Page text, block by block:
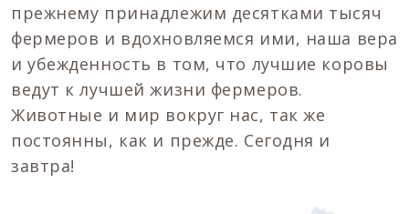
прежнему принадлежим десятками тысяч
фермеров и вдохновляемся ими, наша вера
и убежденность в том, что лучшие коровы
ведут к лучшей жизни фермеров.
Животные и мир вокруг нас, так же
постоянны, как и прежде. Сегодня и
завтра!